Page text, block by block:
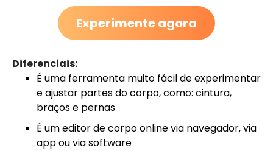
Experimente agora
Diferenciais:
É uma ferramenta muito fácil de experimentar
e ajustar partes do corpo, como: cintura,
braços e pernas
É um editor de corpo online via navegador, via
app ou via software